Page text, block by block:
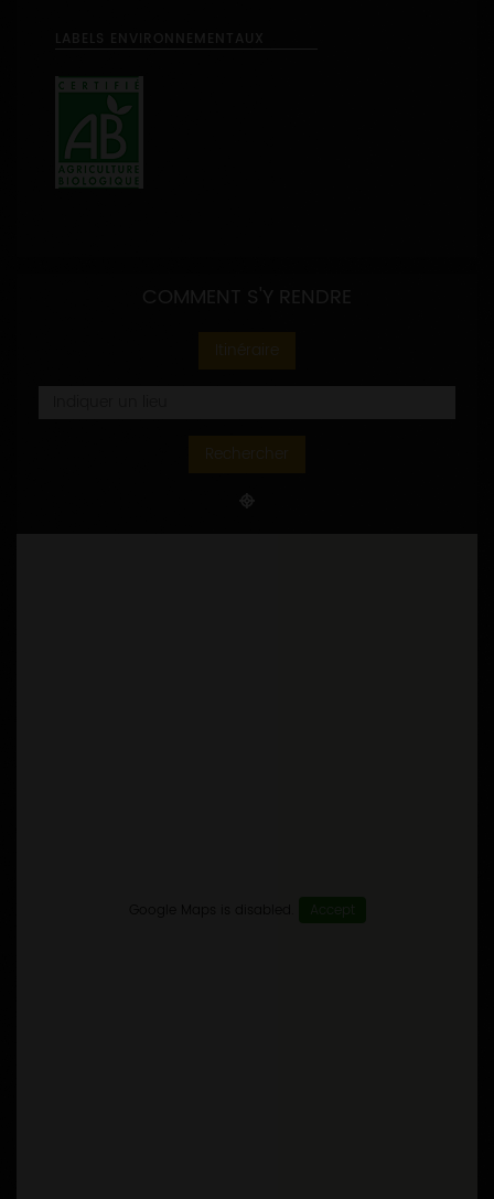
LABELS ENVIRONNEMENTAUX
COMMENT S'Y RENDRE